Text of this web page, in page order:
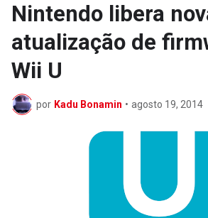
Nintendo libera
atualização de
Wii U
por Kadu Bonamin • agosto 19, 2014